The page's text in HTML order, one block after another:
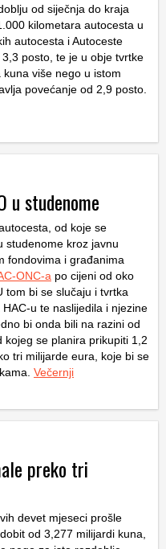
od siječnja do kraja
kilometara autocesta u
autocesta i Autoceste
posto, te je u obje tvrtke
više nego u istom
povećanje od 2,9 posto.
u studenome
od koje se
studenome kroz javnu
fondovima i građanima
ONC-a po cijeni od oko
tom bi se slučaju i tvrtka
u te naslijedila i njezine
bi onda bili na razini od
kojeg se planira prikupiti 1,2
tri milijarde eura, koje bi se
Večernji
preko tri
devet mjeseci prošle
od 3,277 milijardi kuna,